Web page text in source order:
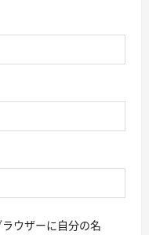
ウザーに自分の名